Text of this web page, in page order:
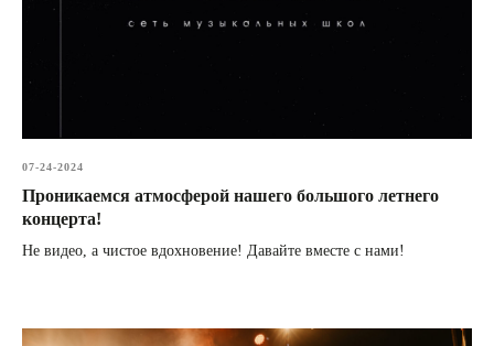
07-24-2024
Проникаемся атмосферой нашего большого летнего
концерта!
Не видео, а чистое вдохновение! Давайте вместе с нами!